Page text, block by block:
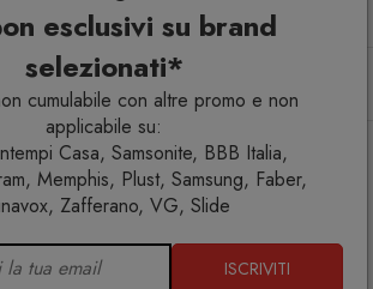
esclusivi su brand
selezionati*
cumulabile con altre promo e non
applicabile su:
Casa, Samsonite, BBB Italia,
Memphis, Plust, Samsung, Faber,
Zafferano, VG, Slide
ISCRIVITI
Complementi
Marche Tappeto 200x300